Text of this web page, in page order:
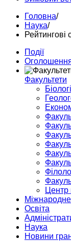
Головна/
Наука/
Рейтингові
Події
Факультети
Центр
Міжнародне
Освіта
Наука
Новини